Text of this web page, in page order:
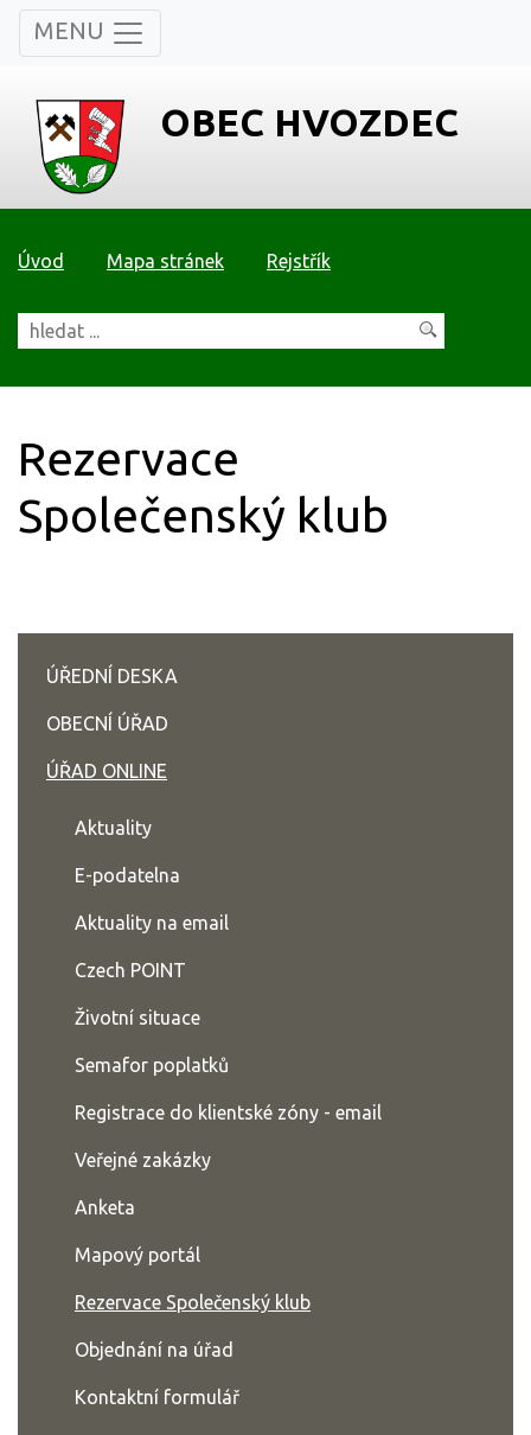
MENU
OBEC HVOZDEC
Úvod Mapa stránek Rejstřík
Rezervace
Společenský klub
ÚŘEDNÍ DESKA
OBECNÍ ÚŘAD
ÚŘAD ONLINE
Aktuality
E-podatelna
Aktuality na email
Czech POINT
Životní situace
Semafor poplatků
Registrace do klientské zóny - email
Veřejné zakázky
Anketa
Mapový portál
Rezervace Společenský klub
Objednání na úřad
Kontaktní formulář